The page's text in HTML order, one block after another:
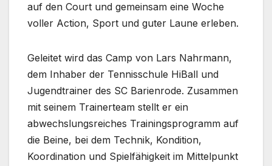
auf den Court und gemeinsam eine Woche
voller Action, Sport und guter Laune erleben.
Geleitet wird das Camp von Lars Nahrmann,
dem Inhaber der Tennisschule HiBall und
Jugendtrainer des SC Barienrode. Zusammen
mit seinem Trainerteam stellt er ein
abwechslungsreiches Trainingsprogramm auf
die Beine, bei dem Technik, Kondition,
Koordination und Spielfähigkeit im Mittelpunkt